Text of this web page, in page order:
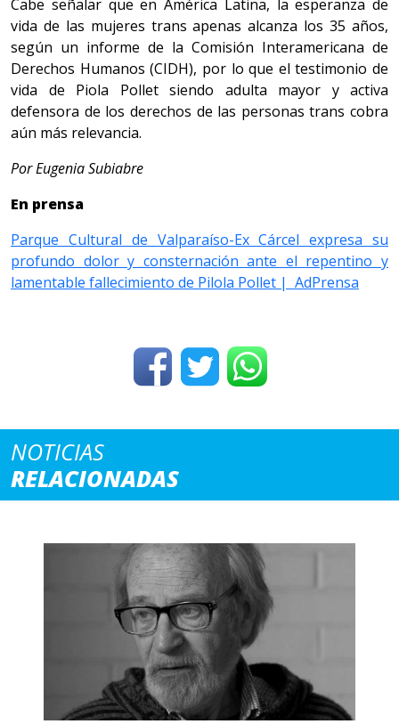
Cabe señalar que en América Latina, la esperanza de
vida de las mujeres trans apenas alcanza los 35 años,
según un informe de la Comisión Interamericana de
Derechos Humanos (CIDH), por lo que el testimonio de
vida de Piola Pollet siendo adulta mayor y activa
defensora de los derechos de las personas trans cobra
aún más relevancia.
Por Eugenia Subiabre
En prensa
Parque Cultural de Valparaíso-Ex Cárcel expresa su
profundo dolor y consternación ante el repentino y
lamentable fallecimiento de Pilola Pollet | AdPrensa
NOTICIAS
RELACIONADAS